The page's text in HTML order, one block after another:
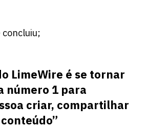
concluiu;
LimeWire é se tornar
número 1 para
criar, compartilhar